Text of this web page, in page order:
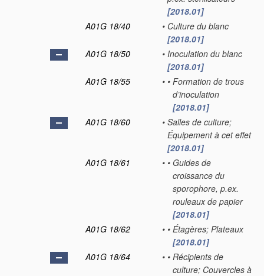
[2018.01]
A01G 18/40
• Culture du blanc
[2018.01]
A01G 18/50
• Inoculation du blanc
[2018.01]
A01G 18/55
• • Formation de trous
d’inoculation
[2018.01]
A01G 18/60
• Salles de culture;
Équipement à cet effet
[2018.01]
A01G 18/61
• • Guides de
croissance du
sporophore, p.ex.
rouleaux de papier
[2018.01]
A01G 18/62
• • Étagères; Plateaux
[2018.01]
A01G 18/64
• • Récipients de
culture; Couvercles à